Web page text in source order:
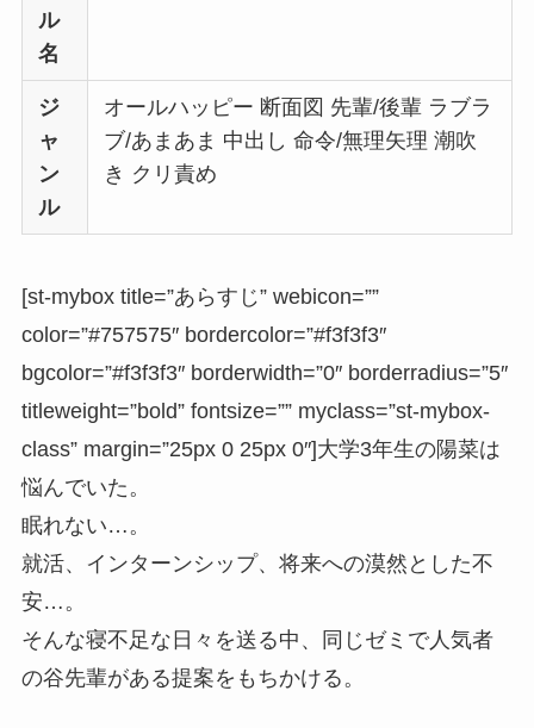
ル
名
ジ
ャ
ン
ル
オールハッピー 断面図 先輩/後輩 ラブラ
ブ/あまあま 中出し 命令/無理矢理 潮吹
き クリ責め
[st-mybox title=”あらすじ” webicon=””
color=”#757575″ bordercolor=”#f3f3f3″
bgcolor=”#f3f3f3″ borderwidth=”0″ borderradius=”5″
titleweight=”bold” fontsize=”” myclass=”st-mybox-
class” margin=”25px 0 25px 0″]大学3年生の陽菜は
悩んでいた。
眠れない…。
就活、インターンシップ、将来への漠然とした不
安…。
そんな寝不足な日々を送る中、同じゼミで人気者
の谷先輩がある提案をもちかける。